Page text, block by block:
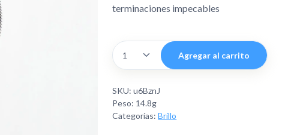
terminaciones impecables
Agregar al carrito
SKU: u6BznJ
Peso: 14.8g
Categorías:Brillo